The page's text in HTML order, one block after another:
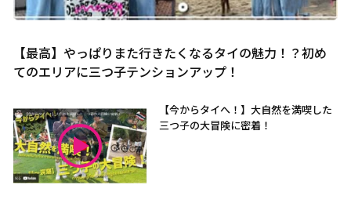
【最高】やっぱりまた行きたくなるタイの魅力！？初め
てのエリアに三つ子テンションアップ！
【今からタイへ！】大自然を満喫した
三つ子の大冒険に密着！